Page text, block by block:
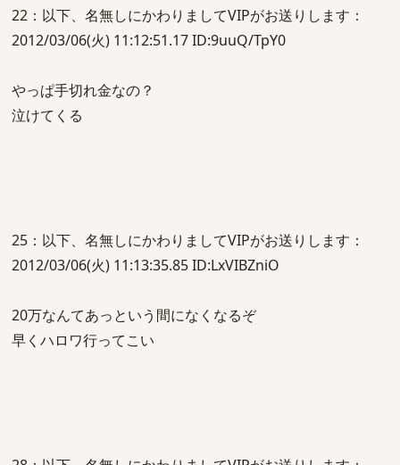
22：以下、名無しにかわりましてVIPがお送りします：
2012/03/06(火) 11:12:51.17 ID:9uuQ/TpY0
やっぱ手切れ金なの？
泣けてくる
25：以下、名無しにかわりましてVIPがお送りします：
2012/03/06(火) 11:13:35.85 ID:LxVIBZniO
20万なんてあっという間になくなるぞ
早くハロワ行ってこい